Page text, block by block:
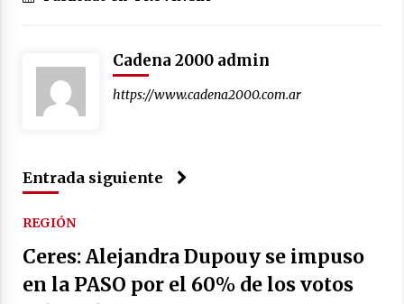
Cadena 2000 admin
https://www.cadena2000.com.ar
Entrada siguiente
REGIÓN
Ceres: Alejandra Dupouy se impuso
en la PASO por el 60% de los votos